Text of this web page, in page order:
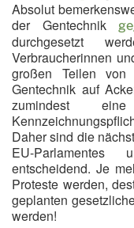
Absolut
der Gentechnik
durchgesetzt
Verbraucherinnen
großen Teilen
Gentechnik auf
zumindest
Daher sind die
EU-
entscheidend. Je
Proteste werden,
geplanten
werden!